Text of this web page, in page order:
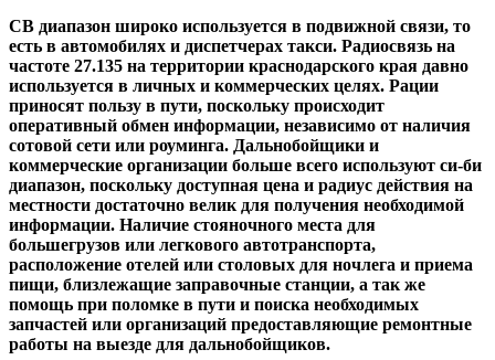
CB диапазон широко используется в подвижной связи, то
есть в автомобилях и диспетчерах такси. Радиосвязь на
частоте 27.135 на территории краснодарского края давно
используется в личных и коммерческих целях. Рации
приносят пользу в пути, поскольку происходит
оперативный обмен информации, независимо от наличия
сотовой сети или роуминга. Дальнобойщики и
коммерческие организации больше всего используют си-би
диапазон, поскольку доступная цена и радиус действия на
местности достаточно велик для получения необходимой
информации. Наличие стояночного места для
большегрузов или легкового автотранспорта,
расположение отелей или столовых для ночлега и приема
пищи, близлежащие заправочные станции, а так же
помощь при поломке в пути и поиска необходимых
запчастей или организаций предоставляющие ремонтные
работы на выезде для дальнобойщиков.